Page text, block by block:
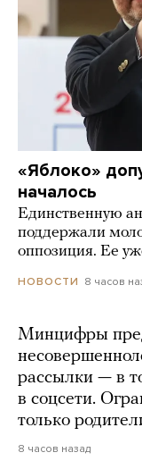
«Яблоко»
началось
Единственную
поддержали
оппозиция. Ее
НОВОСТИ 8 часов
Минцифры
рассылки — в
в соцсети.
только
8 часов назад